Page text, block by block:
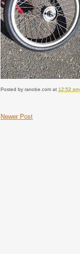
Posted byranobe.com at 12:52 pm
Newer Post